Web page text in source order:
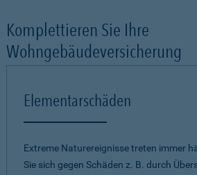
Komplettieren Sie Ihre
Wohngebäudeversicherung
Elementarschäden
Extreme Naturereignisse treten immer
Sie sich gegen Schäden z. B. durch